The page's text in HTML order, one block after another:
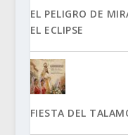
EL PELIGRO DE
EL ECLIPSE
FIESTA DEL